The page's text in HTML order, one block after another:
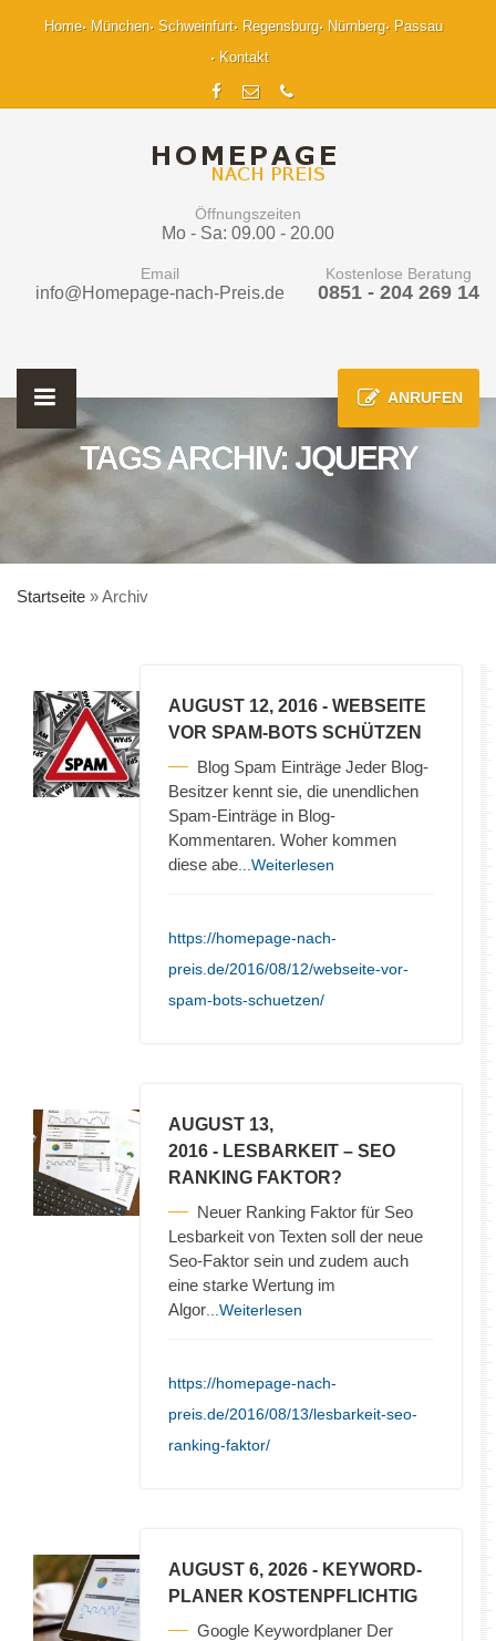
Home München Schweinfurt Regensburg Nürnberg
Passau
Kontakt
Öffnungszeiten
Mo - Sa: 09.00 - 20.00
Email
info@Homepage-nach-Preis.de
Kostenlose Beratung
0851 - 204 269 14
ANRUFEN
TAGS ARCHIV: JQUERY
Startseite »Archiv
AUGUST 12, 2016 - WEBSEITE
VOR SPAM-BOTS SCHÜTZEN
Blog Spam Einträge Jeder Blog-
Besitzer kennt sie, die unendlichen
Spam-Einträge in Blog-
Kommentaren. Woher kommen
diese abe ...Weiterlesen
https://homepage-nach-
preis.de/2016/08/12/webseite-vor-
spam-bots-schuetzen/
AUGUST 13,
2016 - LESBARKEIT – SEO
RANKING FAKTOR?
Neuer Ranking Faktor für Seo
Lesbarkeit von Texten soll der neue
Seo-Faktor sein und zudem auch
eine starke Wertung im
Algor ...Weiterlesen
https://homepage-nach-
preis.de/2016/08/13/lesbarkeit-seo-
ranking-faktor/
AUGUST 6, 2026 - KEYWORD-
PLANER KOSTENPFLICHTIG
Google Keywordplaner Der